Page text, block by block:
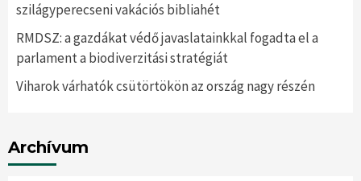
szilágyperecseni vakációs bibliahét
RMDSZ: a gazdákat védő javaslatainkkal fogadta el a
parlament a biodiverzitási stratégiát
Viharok várhatók csütörtökön az ország nagy részén
Archívum